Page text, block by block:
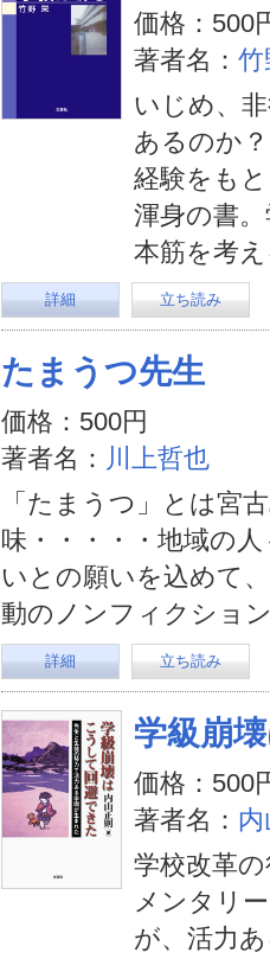
価格：500
著者名： 竹
いじめ、
あるのか
経験をも
渾身の書
本筋を考
詳細 立ち読み
たまうつ先生
価格：500円
著者名： 川上哲也
「たまうつ」とは宮
味・・・・・地域の
いとの願いを込めて
動のノンフィクショ
詳細 立ち読み
学級崩
価格：500
著者名：
学校改革
メンタリ
が、活力